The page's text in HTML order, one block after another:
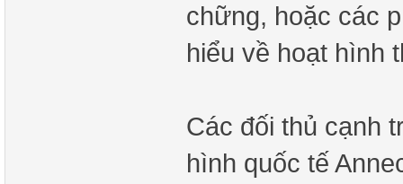
chững, hoặc các
hiểu về hoạt hình
Các đối thủ cạnh
hình quốc tế